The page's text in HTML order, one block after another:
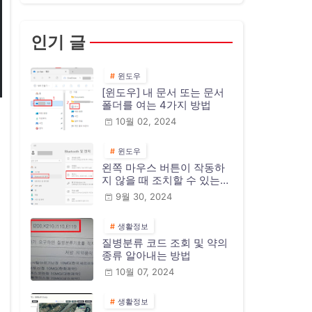
인기 글
윈도우
[윈도우] 내 문서 또는 문서
폴더를 여는 4가지 방법
10월 02, 2024
윈도우
왼쪽 마우스 버튼이 작동하
지 않을 때 조치할 수 있는
10가지 방법
9월 30, 2024
생활정보
질병분류 코드 조회 및 약의
종류 알아내는 방법
10월 07, 2024
생활정보